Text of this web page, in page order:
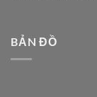
BẢN ĐỒ